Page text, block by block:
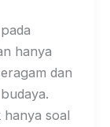
hanya
dan
soal